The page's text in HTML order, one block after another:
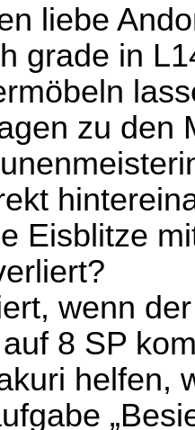
liebe
grade in
zu den
Eisblitze
wenn
8 SP
helfen,